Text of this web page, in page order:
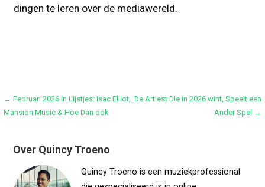
dingen te leren over de mediawereld.
Bericht
← Februari 2026 In Lijstjes: Isac Elliot,
Mansion Music & Hoe Dan ook
De Artiest Die in 2026 wint, Speelt een
Ander Spel →
Over Quincy Troeno
Quincy Troeno is een muziekprofessional